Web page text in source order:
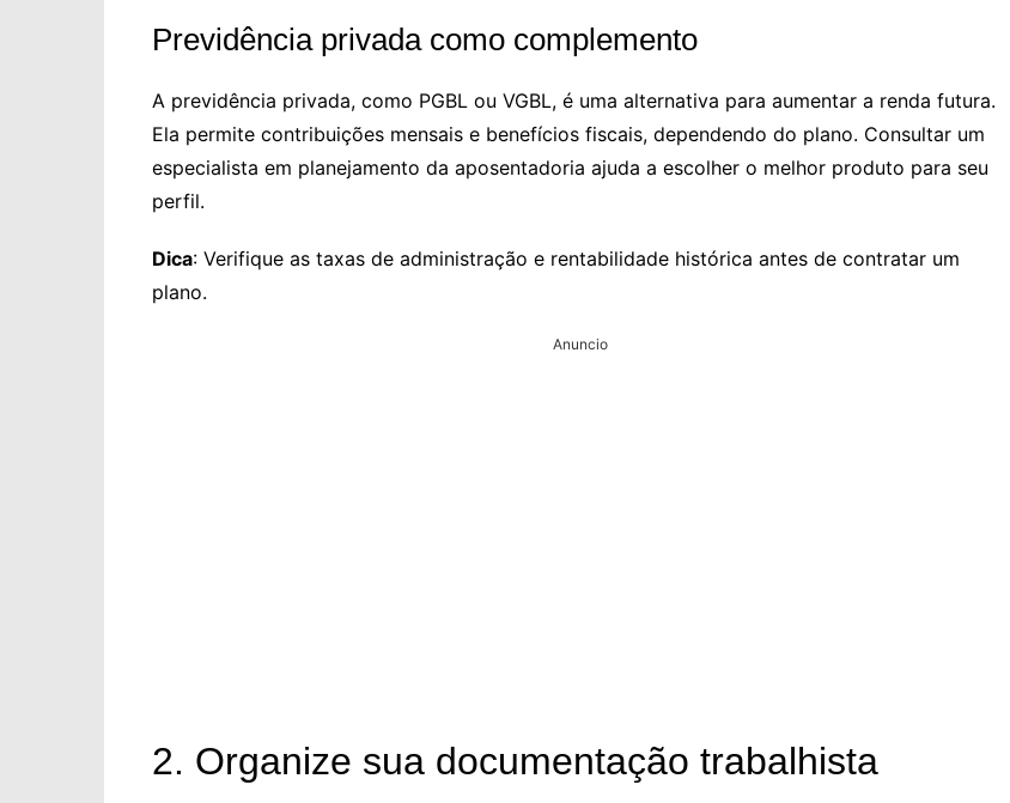
Previdência privada como complemento
A previdência privada, como PGBL ou VGBL, é uma alternativa para aumentar a renda futura.
Ela permite contribuições mensais e benefícios fiscais, dependendo do plano. Consultar um
especialista em planejamento da aposentadoria ajuda a escolher o melhor produto para seu
perfil.
Dica: Verifique as taxas de administração e rentabilidade histórica antes de contratar um
plano.
Anuncio
2. Organize sua documentação trabalhista